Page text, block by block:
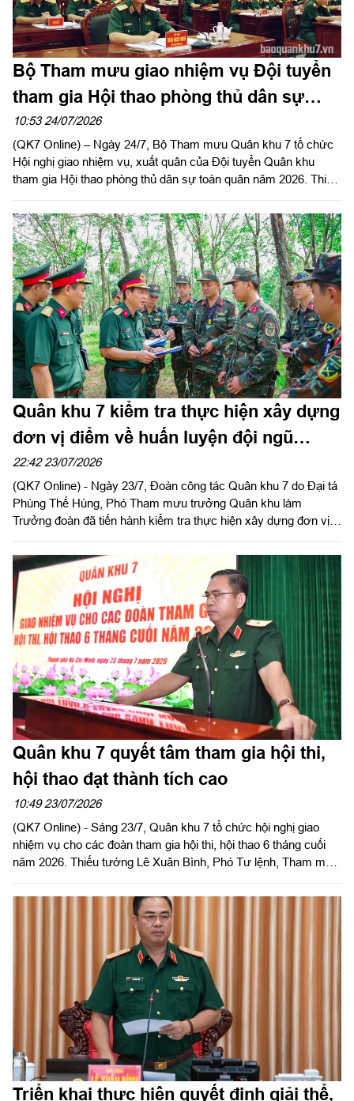
Bộ Tham mưu giao nhiệm vụ Đội tuyển
tham gia Hội thao phòng thủ dân sự
toàn quân năm 2026
10:53 24/07/2026
(QK7 Online) – Ngày 24/7, Bộ Tham mưu Quân khu 7 tổ chức
Hội nghị giao nhiệm vụ, xuất quân của Đội tuyển Quân khu
tham gia Hội thao phòng thủ dân sự toàn quân năm 2026. Thiếu
lệnh Quân khu dự và phát biểu chỉ đạo.
Quân khu 7 kiểm tra thực hiện xây dựng
đơn vị điểm về huấn luyện đội ngũ
chiến thuật
22:42 23/07/2026
(QK7 Online) - Ngày 23/7, Đoàn công tác Quân khu 7 do Đại tá
Phùng Thế Hùng, Phó Tham mưu trưởng Quân khu làm
Trưởng đoàn đã tiến hành kiểm tra thực hiện xây dựng đơn vị
đoàn 88 (Sư đoàn 302). Tham gia đoàn có Thủ trưởng các
phòng chức năng Quân khu.
Quân khu 7 quyết tâm tham gia hội thi,
hội thao đạt thành tích cao
10:49 23/07/2026
(QK7 Online) - Sáng 23/7, Quân khu 7 tổ chức hội nghị giao
nhiệm vụ cho các đoàn tham gia hội thi, hội thao 6 tháng cuối
năm 2026. Thiếu tướng Lê Xuân Bình, Phó Tư lệnh, Tham mưu
Triển khai thực hiện quyết định giải thể,